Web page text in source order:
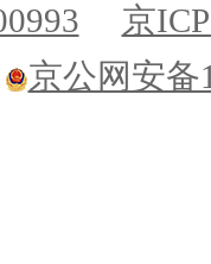
京
京公网安备